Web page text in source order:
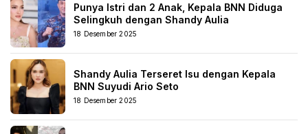
Punya Istri dan 2 Anak, Kepala BNN Diduga
Selingkuh dengan Shandy Aulia
18 Desember 2025
Shandy Aulia Terseret Isu dengan Kepala
BNN Suyudi Ario Seto
18 Desember 2025